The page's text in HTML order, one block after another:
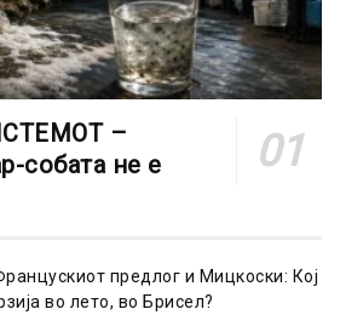
–
собата не е
предлог и Мицкоски: Кој
во лето, во Брисел?